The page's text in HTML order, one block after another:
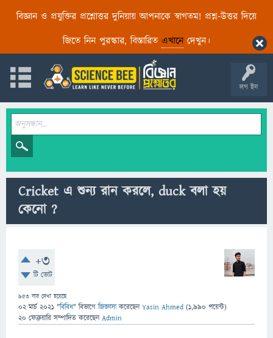
বিজ্ঞান ও প্রযুক্তির প্রশ্নোত্তর দুনিয়ায় আপনাকে স্বাগতম! প্রশ্ন-উত্তর দিয়ে
জিতে নিন পুরস্কার, বিস্তারিত এখানেদেখুন।
লগ ইন
Cricket এ শুন্য রান করলে, duck বলা হয়
কেনো ?
+3
টি ভোট
953 বার দেখা হয়েছে
02 মার্চ 2021 "বিবিধ" বিভাগে জিজ্ঞাসাকরেছেনYasin Ahmed (1,990 পয়েন্ট)
20 ফেব্রুয়ারি সম্পাদিত করেছেনAdmin